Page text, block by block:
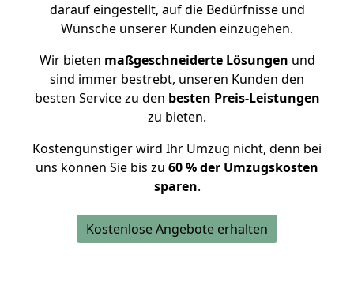
darauf eingestellt, auf die Bedürfnisse und
Wünsche unserer Kunden einzugehen.
Wir bieten maßgeschneiderte Lösungen und
sind immer bestrebt, unseren Kunden den
besten Service zu den besten Preis-Leistungen
zu bieten.
Kostengünstiger wird Ihr Umzug nicht, denn bei
uns können Sie bis zu 60 % der Umzugskosten
sparen.
Kostenlose Angebote erhalten